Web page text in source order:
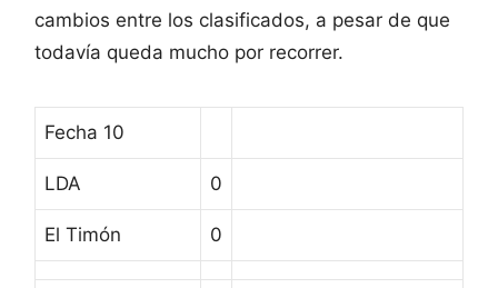
cambios entre los clasificados, a pesar de que
todavía queda mucho por recorrer.
Fecha 10
LDA 0
El Timón 0